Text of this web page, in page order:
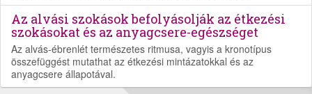
Az alvási szokások befolyásolják az étkezési
szokásokat és az anyagcsere-egészséget
Az alvás-ébrenlét természetes ritmusa, vagyis a kronotípus
összefüggést mutathat az étkezési mintázatokkal és az
anyagcsere állapotával.